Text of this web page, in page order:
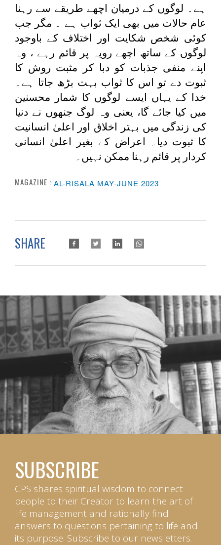
ہے۔ لوگوں کے درمیان اچھے طریقے سے رہنا
عام حالات میں بھی ایک ثواب ہے ۔ مگر جب
کوئی شخص شکایت اور اختلاف کے باوجود
لوگوں کے ساتھ اچھے رویہ پر قائم رہے ، وہ
اپنے منفی جذبات کو دبا کر مثبت روش کا
ثبوت دے تو اس کا ثواب بہت بڑھ جاتا ہے۔
خدا کے یہاں ایسے لوگوں کا شمار محسنین
میں کیا جائے گا، یعنی وہ لوگ جنھوں نے دنیا
کی زندگی میں بہتر اخلاق اور اعلیٰ انسانیت
کا ثبوت دیا۔ اعراض کے بغیر اعلیٰ انسانی
کردار پر قائم رہنا ممکن نہیں۔
MAGAZINE : AL-RISALA MAY-JUNE 2023
SHARE
SUBSCRIBE
CPS shares spiritual wisdom to connect
people to their Creator to learn the art of
life management and rationally find
answers to questions pertaining to life and
its purpose. Subscribe to our newsletters.